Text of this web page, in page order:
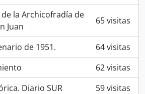
la Archicofradía de
Juan
65 visitas
de 1951.
64 visitas
62 visitas
Diario SUR
59 visitas